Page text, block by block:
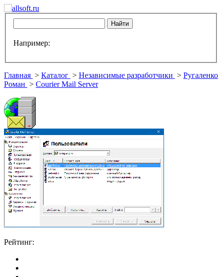
Например:
Главная > Каталог > Независимые разработчики > Ругаленко
Роман > Courier Mail Server
Рейтинг: